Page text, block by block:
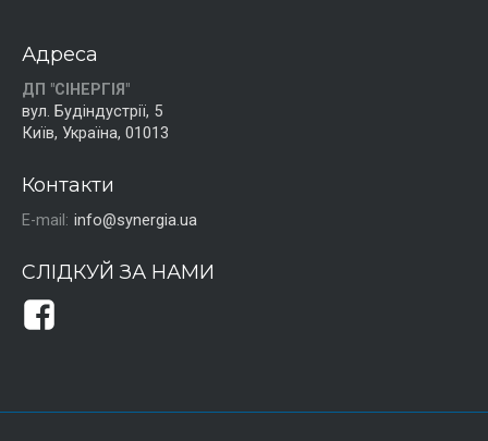
Адреса
ДП "СІНЕРГІЯ"
вул. Будіндустрії, 5
Київ, Україна, 01013
Контакти
E-mail: info@synergia.ua
СЛІДКУЙ ЗА НАМИ